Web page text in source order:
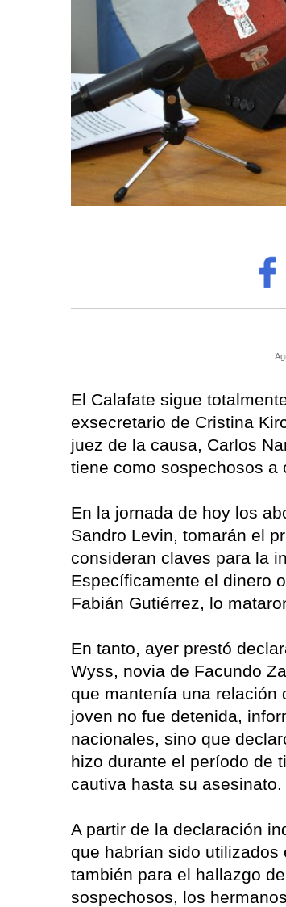
El Calafate sigue
exsecretario de Cristina
juez de la causa, Carlos
tiene como sospechosos a
En la jornada de hoy los
Sandro Levin, tomarán el
consideran claves para la
Específicamente el dinero
Fabián Gutiérrez, lo
En tanto, ayer prestó
Wyss, novia de Facundo
que mantenía una relación
joven no fue detenida,
nacionales, sino que
hizo durante el período de
cautiva hasta su asesinato.
A partir de la declaración
que habrían sido utilizados
también para el hallazgo
sospechosos, los